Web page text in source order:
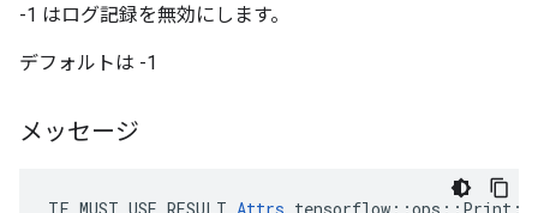
-1 はログ記録を無効にします。
デフォルトは -1
メッセージ